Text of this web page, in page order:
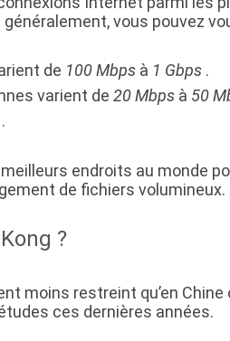
vous pouvez
de 100 Mbps à 1 Gbps .
varient de 20 Mbps à 50
.
endroits au monde
de fichiers volumineux.
?
moins restreint qu’en
ces dernières années.